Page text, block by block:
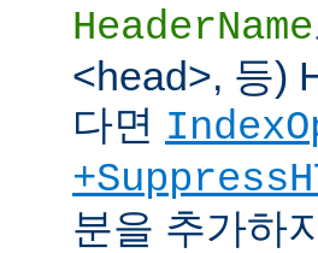
HeaderName
<head>, 등)
다면
분을 추가하